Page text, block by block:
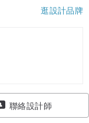
逛設計品牌
聯絡設計師